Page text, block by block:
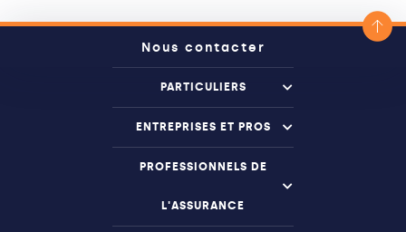
Nous contacter
PARTICULIERS
ENTREPRISES ET PROS
PROFESSIONNELS DE
L'ASSURANCE